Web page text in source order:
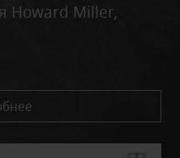
Howard Miller,